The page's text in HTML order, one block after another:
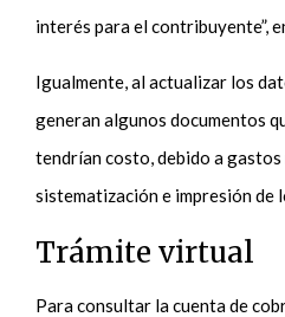
interés para el contribuyente”,
Igualmente, al actualizar los
generan algunos documentos
tendrían costo, debido a
sistematización e impresión de
Trámite virtual
Para consultar la cuenta de